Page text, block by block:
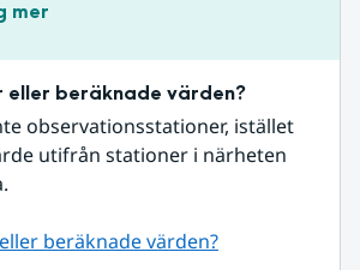
mer
eller beräknade värden?
observationsstationer, istället
utifrån stationer i närheten
beräknade värden?